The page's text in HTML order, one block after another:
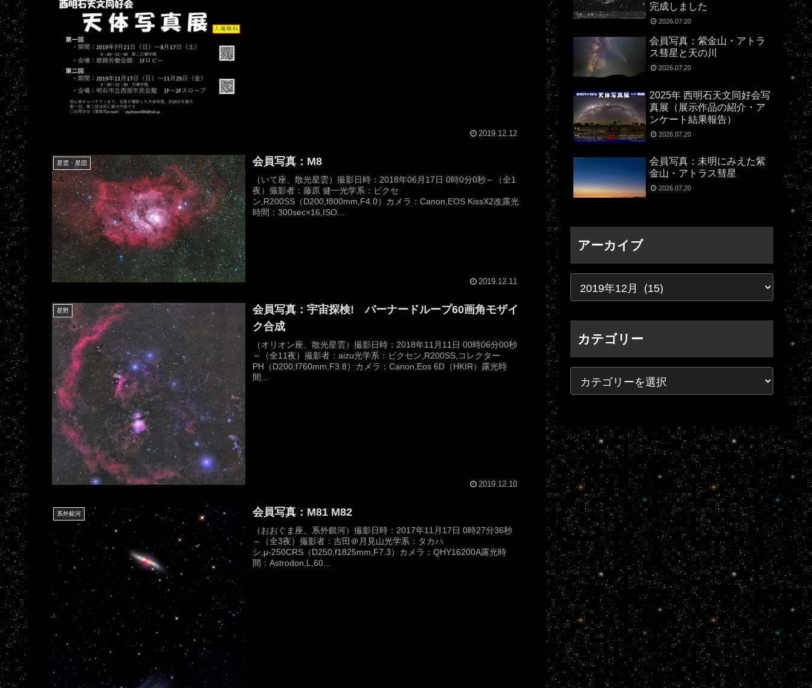
2019.12.12
星雲・星団 会員写真：M8
（いて座、散光星雲）撮影日時：2018年06月17日 0時0分0秒～（全1
夜）撮影者：藤原 健一光学系：ビクセ
ン,R200SS（D200,f800mm,F4.0）カメラ：Canon,EOS KissX2改露光
時間：300sec×16,ISO...
2019.12.11
星野
会員写真：宇宙探検! バーナードループ60画角モザイ
ク合成
（オリオン座、散光星雲）撮影日時：2018年11月11日 00時06分00秒
～（全11夜）撮影者：aizu光学系：ビクセン,R200SS,コレクター
PH（D200,f760mm,F3.8）カメラ：Canon,Eos 6D（HKIR）露光時
間...
2019.12.10
系外銀河 会員写真：M81 M82
（おおぐま座、系外銀河）撮影日時：2017年11月17日 0時27分36秒
～（全3夜）撮影者：吉田＠月見山光学系：タカハ
シ,μ-250CRS（D250,f1825mm,F7.3）カメラ：QHY16200A露光時
間：Astrodon,L,60...
完成しました
2026.07.20
会員写真：紫金山・アトラ
ス彗星と天の川
2026.07.20
2025年 西明石天文同好会写
真展（展示作品の紹介・ア
ンケート結果報告）
2026.07.20
会員写真：未明にみえた紫
金山・アトラス彗星
2026.07.20
アーカイブ
カテゴリー